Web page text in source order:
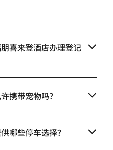
喜来登酒店办理登记
携带宠物吗？
哪些停车选择？